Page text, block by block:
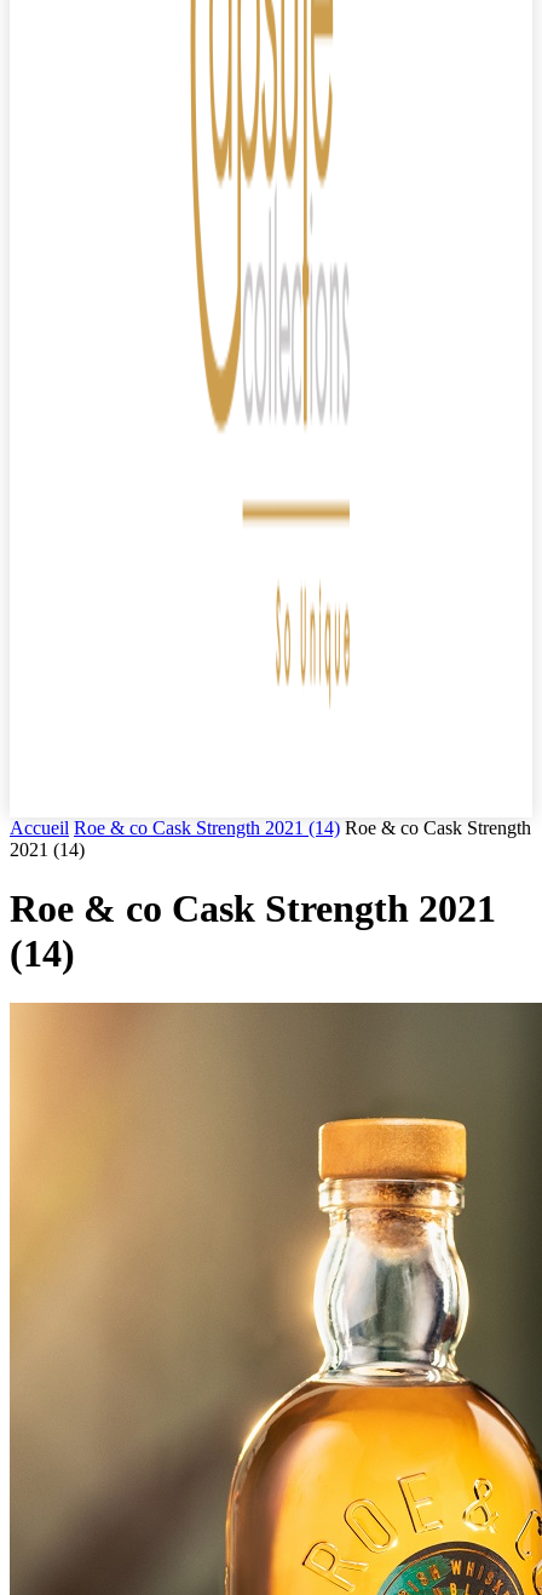
Accueil Roe & co Cask Strength 2021 (14) Roe & co Cask Strength
2021 (14)
Roe & co Cask Strength 2021
(14)